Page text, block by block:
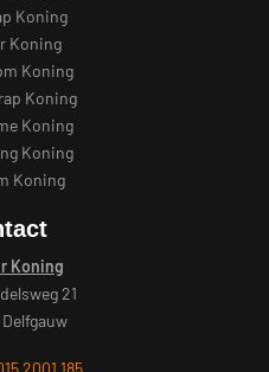
Koning
Koning
Koning
Koning
Koning
Koning
Koning
Koning
21